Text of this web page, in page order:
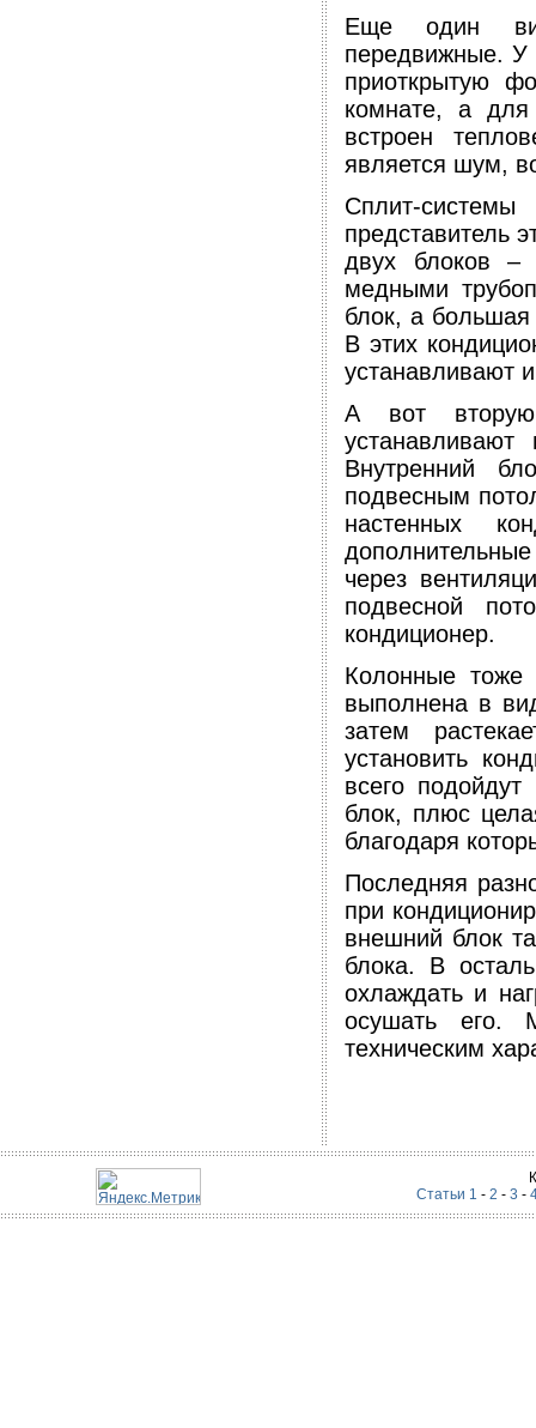
Еще один
передвижные. У
приоткрытую
комнате, а
встроен
является шум,
Сплит-
представитель
двух блоков –
медными
блок, а большая
В этих
устанавливают
А вот вторую
Внутренний
подвесным
настенных
через
подвесной
кондиционер.
Колонные тоже
выполнена в
затем
установить
всего
блок, плюс
благодаря
Последняя
при
внешний блок
блока. В
охлаждать и
осушать его.
техническим
Статьи 1 - 2 - 3 -